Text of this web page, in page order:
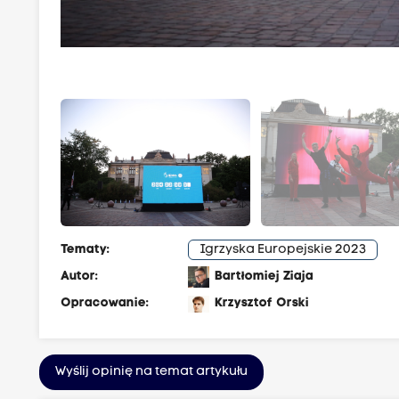
Tematy:
Igrzyska Europejskie 2023
Autor:
Bartłomiej Ziaja
Opracowanie:
Krzysztof Orski
Wyślij opinię na temat artykułu